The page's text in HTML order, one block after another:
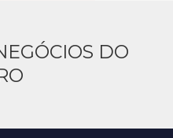
DO